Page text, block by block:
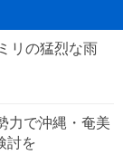
リの猛烈な雨
力で沖縄・奄美
討を